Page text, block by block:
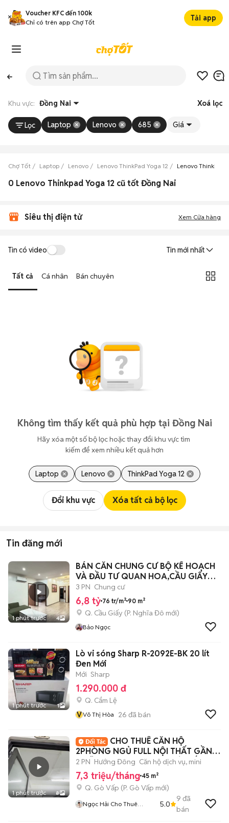
Voucher KFC đến 100k
Chỉ có trên app Chợ Tốt
Tải app
Khu vực: Đồng Nai Xoá lọc
Lọc Laptop Lenovo 685 Giá
Chợ Tốt Laptop Lenovo Lenovo ThinkPad Yoga 12 Lenovo ThinkPad
0 Lenovo Thinkpad Yoga 12 cũ tốt Đồng Nai
Siêu thị điện tử Xem Cửa hàng
Tin có video Tin mới nhất
Tất cả Cá nhân Bán chuyên
Không tìm thấy kết quả phù hợp tại Đồng Nai
Hãy xóa một số bộ lọc hoặc thay đổi khu vực tìm
kiếm để xem nhiều kết quả hơn
Laptop Lenovo ThinkPad Yoga 12
Đổi khu vực Xóa tất cả bộ lọc
Tin đăng mới
1 phút trước 4
BÁN CĂN CHUNG CƯ BỘ KẾ HOẠCH
VÀ ĐẦU TƯ QUAN HOA,CẦU GIẤY
90M HƠN 6tỷ
3 PN Chung cư
6,8 tỷ 76 tr/m² 90 m²
Q. Cầu Giấy (P. Nghĩa Đô mới)
Bảo Ngọc
1 phút trước 1
Lò vi sóng Sharp R-2092E-BK 20 lít
Đen Mới
Mới Sharp
1.290.000 đ
Q. Cẩm Lệ
VVõ Thị Hòa 26 đã bán
1 phút trước 8
CHO THUÊ CĂN HỘ
2PHÒNG NGỦ FULL NỘI THẤT GẦN
NGÃ 5 QUANG TRUNG, GÒ VẤP
2 PN Hướng Đông Căn hộ dịch vụ, mini
7,3 triệu/tháng 45 m²
Q. Gò Vấp (P. Gò Vấp mới)
Ngọc Hải Cho Thuê
5.0
9 đã
bán